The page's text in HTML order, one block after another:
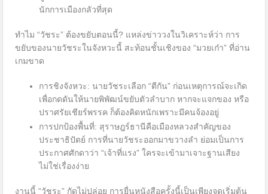
นักการเมืองกลัวที่สุด
ทำไม “วัชระ” ต้องขยับตอนนี้? แหล่งข่าววงในวิเคราะห์ว่า การ
ขยับของนายวัชระในจังหวะนี้ สะท้อนชั้นเชิงของ “มวยเก๋า” ที่อ่าน
เกมขาด
การชิงจังหวะ: นายวัชระเลือก “ตีกัน” ก่อนเหตุการณ์จะเกิด
เพื่อกดดันให้นายพิพัฒน์ขยับตัวลำบาก หากจะแจกของ หรือ
ปราศรัยเชียร์พรรค ก็ต้องคิดหนักเพราะมีคนจ้องอยู่
การปกป้องพื้นที่: สุราษฎร์ธานีคือเมืองหลวงสำคัญของ
ประชาธิปัตย์ การที่นายวัชระออกมาขวางลำ ย่อมเป็นการ
ประกาศศักดาว่า “เจ้าที่แรง” ใครจะเข้ามาเจาะฐานเสียง
ไม่ใช่เรื่องง่าย
งานนี้ “วัชระ” กัดไม่ปล่อย การยื่นหนังสือครั้งนี้เป็นเพียงจุดเริ่มต้น